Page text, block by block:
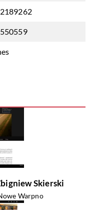
Skierski
Warpno